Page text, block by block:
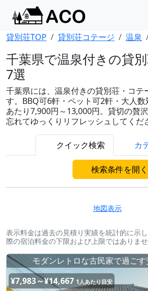
貸別荘TOP 貸別荘コテージ 温泉
千葉県で温泉付きの貸
7選
千葉県には、温泉付きの貸別荘・コテ
す。BBQ可6軒・ペット可2軒・大人
あたり7,900円～13,000円。貸切の贅
忘れてゆっくりリフレッシュしてくだ
クイック検索 カ
検索条件を開く
地図表示
表示料金は過去の見積り実績を統計的に示
際の宿泊料金の下限および上限ではありませ
モダンレトロな古民家で過ご
¥7,983～¥14,667 1人あたり目安